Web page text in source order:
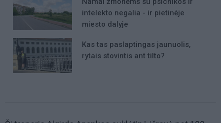
intelekto negalia - ir pietinėje
miesto dalyje
Kas tas paslaptingas jaunuolis,
rytais stovintis ant tilto?